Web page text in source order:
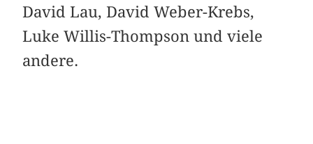
David Lau, David Weber-Krebs,
Luke Willis-Thompson und viele
andere.